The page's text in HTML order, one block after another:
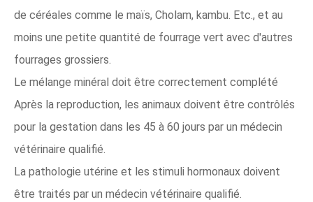
de céréales comme le maïs, Cholam, kambu. Etc., et au
moins une petite quantité de fourrage vert avec d'autres
fourrages grossiers.
Le mélange minéral doit être correctement complété
Après la reproduction, les animaux doivent être contrôlés
pour la gestation dans les 45 à 60 jours par un médecin
vétérinaire qualifié.
La pathologie utérine et les stimuli hormonaux doivent
être traités par un médecin vétérinaire qualifié.